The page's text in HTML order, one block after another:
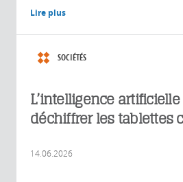
Lire plus
SOCIÉTÉS
L’intelligence
déchiffrer les tablettes
14.06.2026